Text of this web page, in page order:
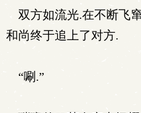
双方如流光.在不断飞
和尚终于追上了对方.
“唰.”